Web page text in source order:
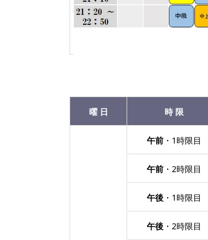
曜 日 時 限
午前・1時限目
午前・2時限目
午後・1時限目
午後・2時限目